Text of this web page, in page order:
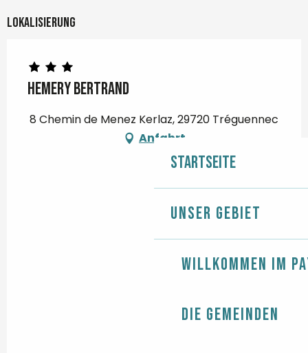
Startseite
Unser Gebiet
Willkommen im
Die Gemeinden
Lokalisierung
HEMERY Bertrand
8 Chemin de Menez Kerlaz, 29720 Tréguennec
Anfahrt